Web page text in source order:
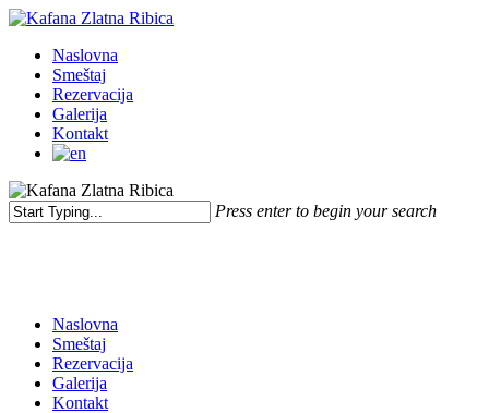
Skip
main
content
Menu
Naslovna
Smeštaj
Rezervacija
Galerija
Kontakt
Press enter to begin your search
Naslovna
Smeštaj
Rezervacija
Galerija
Kontakt